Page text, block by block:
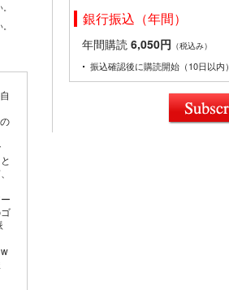
銀行振込（年間）
年間購読 6,050円 （税込み）
振込確認後に購読開始（10日以内）